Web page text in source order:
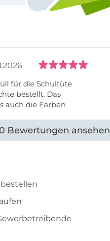
für die Schultüte
bestellt. Das
auch die Farben
sieht toll aus. Die
zügig u auch
Bewertungen ansehen